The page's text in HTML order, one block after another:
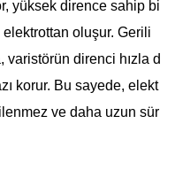
yüksek dirence sahip bi
oluşur. Gerili
varistörün direnci hızla d
korur. Bu sayede, elekt
ve daha uzun sür